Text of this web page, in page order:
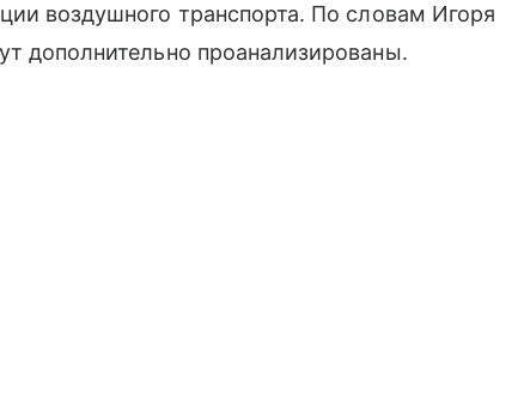
воздушного транспорта. По словам Игоря
дополнительно проанализированы.